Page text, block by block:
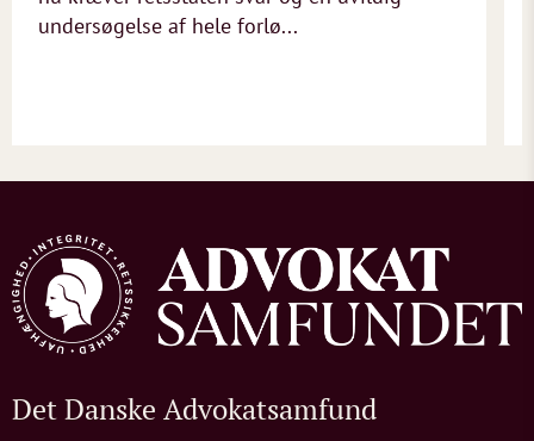
undersøgelse af hele forlø...
Det Danske Advokatsamfund